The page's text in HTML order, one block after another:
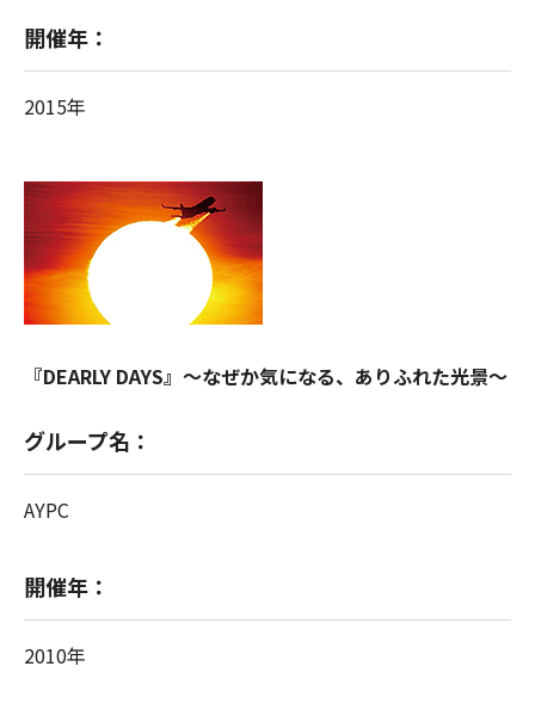
開催年：
2015年
『DEARLY DAYS』～なぜか気になる、ありふれた光景～
グループ名：
AYPC
開催年：
2010年